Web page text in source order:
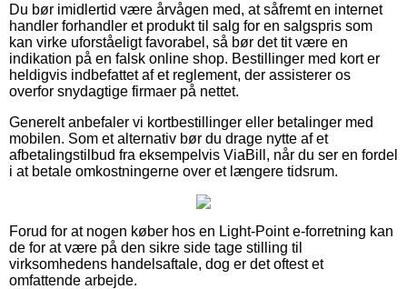
Du bør imidlertid være årvågen med, at såfremt en internet
handler forhandler et produkt til salg for en salgspris som
kan virke uforståeligt favorabel, så bør det tit være en
indikation på en falsk online shop. Bestillinger med kort er
heldigvis indbefattet af et reglement, der assisterer os
overfor snydagtige firmaer på nettet.
Generelt anbefaler vi kortbestillinger eller betalinger med
mobilen. Som et alternativ bør du drage nytte af et
afbetalingstilbud fra eksempelvis ViaBill, når du ser en fordel
i at betale omkostningerne over et længere tidsrum.
Forud for at nogen køber hos en Light-Point e-forretning kan
de for at være på den sikre side tage stilling til
virksomhedens handelsaftale, dog er det oftest et
omfattende arbejde.